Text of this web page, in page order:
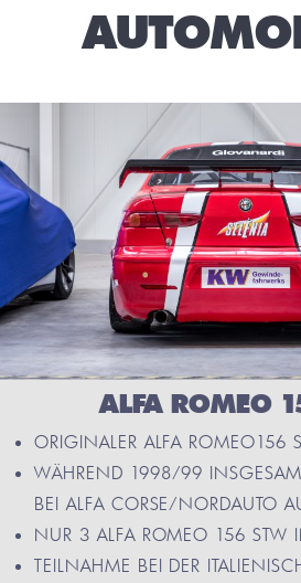
ALFA ROMEO
ORIGINALER ALFA ROMEO156
WÄHREND 1998/99
BEI ALFA CORSE/NORDAUTO
NUR 3 ALFA ROMEO 156 STW
TEILNAHME BEI DER